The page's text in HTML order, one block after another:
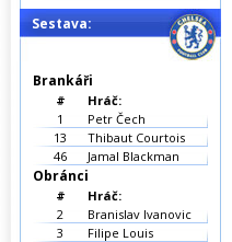
Sestava:
Brankáři
#
Hráč:
1
Petr Čech
13
Thibaut Courtois
46
Jamal Blackman
Obránci
#
Hráč:
2
Branislav Ivanovic
3
Filipe Louis